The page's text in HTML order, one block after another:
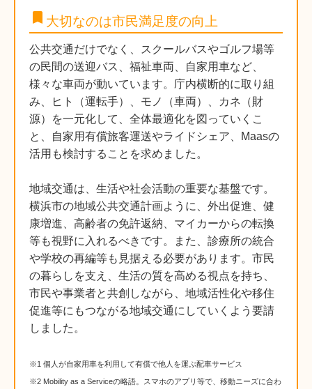
bookmark 大切なのは市民満足度の向上
公共交通だけでなく、スクールバスやゴルフ場等
の民間の送迎バス、福祉車両、自家用車など、
様々な車両が動いています。庁内横断的に取り組
み、ヒト（運転手）、モノ（車両）、カネ（財
源）を一元化して、全体最適化を図っていくこ
と、自家用有償旅客運送やライドシェア、Maasの
活用も検討することを求めました。
地域交通は、生活や社会活動の重要な基盤です。
横浜市の地域公共交通計画ように、外出促進、健
康増進、高齢者の免許返納、マイカーからの転換
等も視野に入れるべきです。また、診療所の統合
や学校の再編等も見据える必要があります。市民
の暮らしを支え、生活の質を高める視点を持ち、
市民や事業者と共創しながら、地域活性化や移住
促進等にもつながる地域交通にしていくよう要請
しました。
※1 個人が自家用車を利用して有償で他人を運ぶ配車サービス
※2 Mobility as a Serviceの略語。スマホのアプリ等で、移動ニーズに合わ